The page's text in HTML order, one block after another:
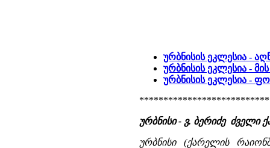
ურბნისის ეკლესია -
ურბნისის ეკლესია -
ურბნისის ეკლესია -
ურბნისი - ვ. ბერიძე
ურბნისი (ქარელის